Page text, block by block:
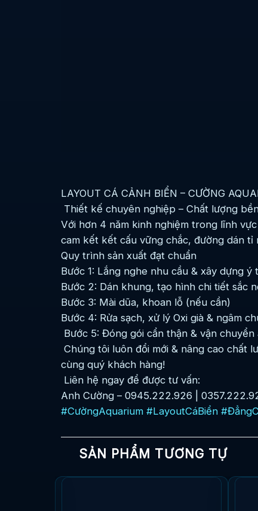
LAYOUT CÁ CẢNH BIỂN – CƯỜNG
Thiết kế chuyên nghiệp – Chất lượng
Với hơn 4 năm kinh nghiệm trong lĩnh
cam kết kết cấu vững chắc, đường dán
Quy trình sản xuất đạt chuẩn
Bước 1: Lắng nghe nhu cầu & xây dựng ý
Bước 2: Dán khung, tạo hình chi tiết sắc
Bước 3: Mài dũa, khoan lỗ (nếu cần)
Bước 4: Rửa sạch, xử lý Oxi già & ngâm
Bước 5: Đóng gói cẩn thận & vận chuyển
Chúng tôi luôn đổi mới & nâng cao chất
cùng quý khách hàng!
Liên hệ ngay để được tư vấn:
Anh Cường – 0945.222.926 |
#CườngAquarium #LayoutCáBiển
SẢN PHẨM TƯƠNG TỰ